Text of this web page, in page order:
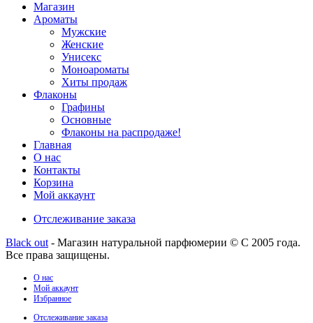
Магазин
Ароматы
Мужские
Женские
Унисекс
Моноароматы
Хиты продаж
Флаконы
Графины
Основные
Флаконы на распродаже!
Главная
О нас
Контакты
Корзина
Мой аккаунт
Отслеживание заказа
Black out - Магазин натуральной парфюмерии © С 2005 года.
Все права защищены.
О нас
Мой аккаунт
Избранное
Отслеживание заказа